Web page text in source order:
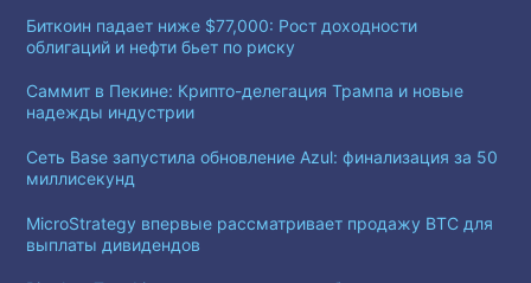
Биткоин падает ниже $77,000: Рост доходности
облигаций и нефти бьет по риску
Саммит в Пекине: Крипто-делегация Трампа и новые
надежды индустрии
Сеть Base запустила обновление Azul: финализация за 50
миллисекунд
MicroStrategy впервые рассматривает продажу BTC для
выплаты дивидендов